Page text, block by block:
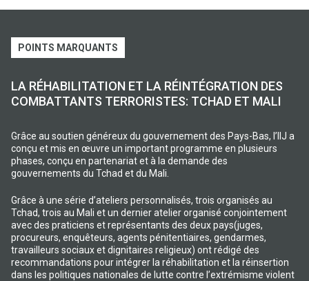
POINTS MARQUANTS
LA RÉHABILITATION ET LA RÉINTÉGRATION DES
COMBATTANTS TERRORISTES: TCHAD ET MALI
Grâce au soutien généreux du gouvernement des Pays-Bas, l’IIJ a
conçu et mis en œuvre un important programme en plusieurs
phases, conçu en partenariat et à la demande des
gouvernements du Tchad et du Mali.
Grâce à une série d’ateliers personnalisés, trois organisés au
Tchad, trois au Mali et un dernier atelier organisé conjointement
avec des praticiens et représentants des deux pays(juges,
procureurs, enquêteurs, agents pénitentiaires, gendarmes,
travailleurs sociaux et dignitaires religieux) ont rédigé des
recommandations pour intégrer la réhabilitation et la réinsertion
dans les politiques nationales de lutte contre l’extrémisme violent